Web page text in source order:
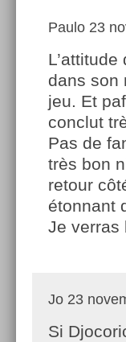
Paulo 23
dans son
jeu. Et
conclut
Pas de
très bon
retour
étonnant
Je verras
Jo 23
Si